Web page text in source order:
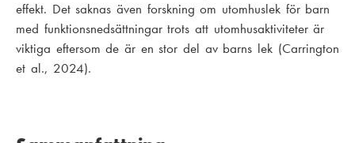
effekt. Det saknas även forskning om utomhuslek för barn
med funktionsnedsättningar trots att utomhusaktiviteter är
viktiga eftersom de är en stor del av barns lek (Carrington
et al., 2024).